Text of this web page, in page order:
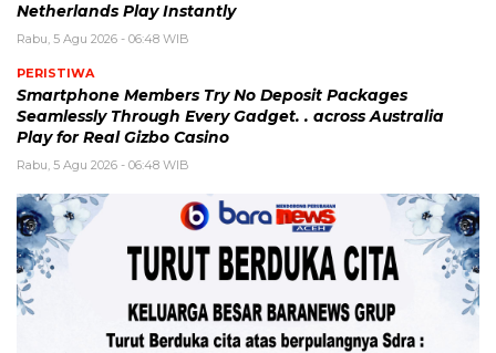
Netherlands Play Instantly
Rabu, 5 Agu 2026 - 06:48 WIB
PERISTIWA
Smartphone Members Try No Deposit Packages
Seamlessly Through Every Gadget. . across Australia
Play for Real Gizbo Casino
Rabu, 5 Agu 2026 - 06:48 WIB